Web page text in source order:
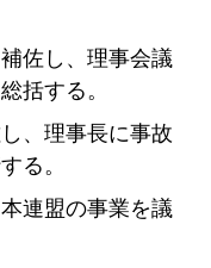
佐し、理事会議
括する。
、理事長に事故
る。
連盟の事業を議